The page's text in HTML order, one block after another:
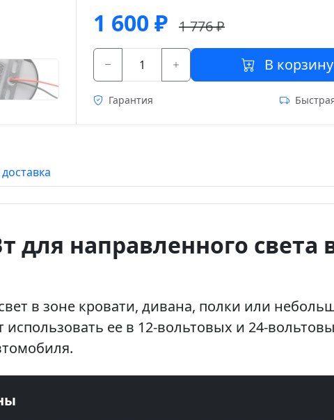
1 600₽ 1 776 ₽
В корзину
Гарантия
для направленного света
в зоне кровати, дивана, полки или
ее в 12-вольтовых и 24-